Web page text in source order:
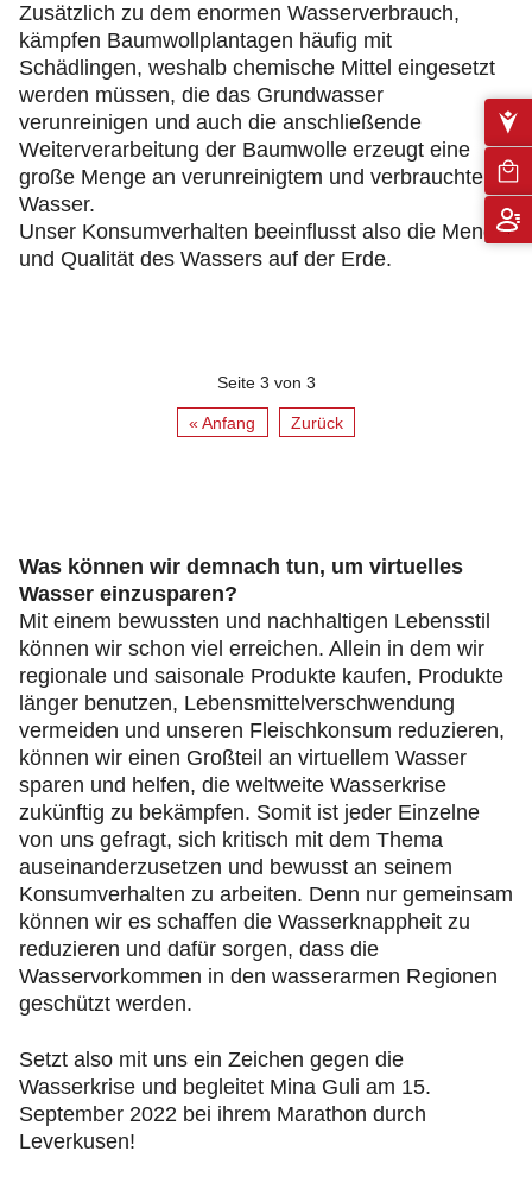
Zusätzlich zu dem enormen Wasserverbrauch,
kämpfen Baumwollplantagen häufig mit
Schädlingen, weshalb chemische Mittel eingesetzt
werden müssen, die das Grundwasser
verunreinigen und auch die anschließende
Weiterverarbeitung der Baumwolle erzeugt eine
große Menge an verunreinigtem und verbrauchtem
Wasser.
Unser Konsumverhalten beeinflusst also die Menge
und Qualität des Wassers auf der Erde.
Seite 3 von 3
« Anfang Zurück
Was können wir demnach tun, um virtuelles
Wasser einzusparen?
Mit einem bewussten und nachhaltigen Lebensstil
können wir schon viel erreichen. Allein in dem wir
regionale und saisonale Produkte kaufen, Produkte
länger benutzen, Lebensmittelverschwendung
vermeiden und unseren Fleischkonsum reduzieren,
können wir einen Großteil an virtuellem Wasser
sparen und helfen, die weltweite Wasserkrise
zukünftig zu bekämpfen. Somit ist jeder Einzelne
von uns gefragt, sich kritisch mit dem Thema
auseinanderzusetzen und bewusst an seinem
Konsumverhalten zu arbeiten. Denn nur gemeinsam
können wir es schaffen die Wasserknappheit zu
reduzieren und dafür sorgen, dass die
Wasservorkommen in den wasserarmen Regionen
geschützt werden.
Setzt also mit uns ein Zeichen gegen die
Wasserkrise und begleitet Mina Guli am 15.
September 2022 bei ihrem Marathon durch
Leverkusen!